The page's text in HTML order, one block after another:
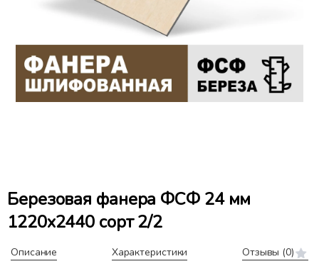
Березовая фанера ФСФ 24 мм
1220x2440 сорт 2/2
Описание Характеристики Отзывы (0)